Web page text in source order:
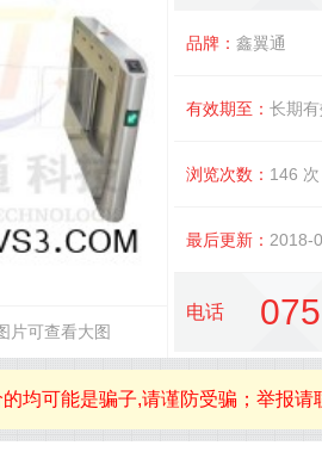
片可查看大图
品牌： 鑫翼通
有效期至： 长期
浏览次数： 146 次
最后更新： 2018-
电话
均可能是骗子,请谨防受骗；举报